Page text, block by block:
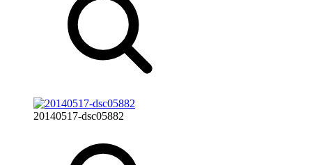
20140517-dsc05882